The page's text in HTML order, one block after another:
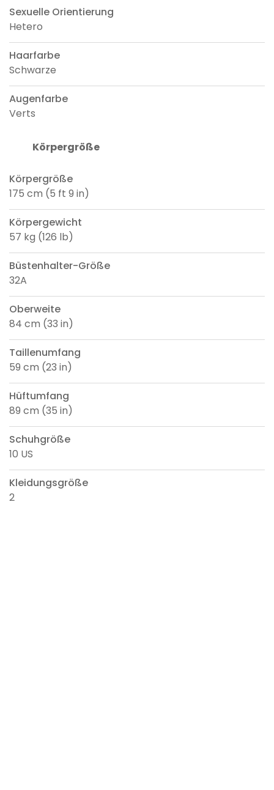
Sexuelle Orientierung
Hetero
Haarfarbe
Schwarze
Augenfarbe
Verts
Körpergröße
Körpergröße
175 cm (5 ft 9 in)
Körpergewicht
57 kg (126 lb)
Büstenhalter-Größe
32A
Oberweite
84 cm (33 in)
Taillenumfang
59 cm (23 in)
Hüftumfang
89 cm (35 in)
Schuhgröße
10 US
Kleidungsgröße
2